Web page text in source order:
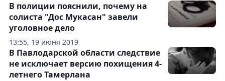
13:55, 19 июня 2019
В полиции пояснили, почему на
солиста "Дос Мукасан" завели
уголовное дело
В Павлодарской области следствие
не исключает версию похищения 4-
летнего Тамерлана